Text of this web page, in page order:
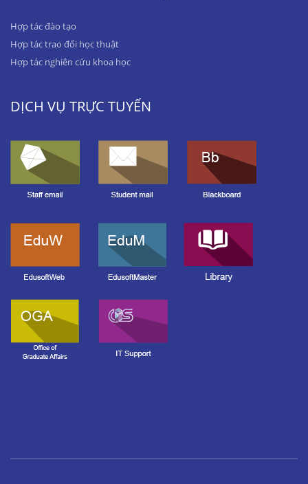
Hợp tác đào tạo
Hợp tác trao đổi học thuật
Hợp tác nghiên cứu khoa học
DỊCH VỤ TRỰC TUYẾN